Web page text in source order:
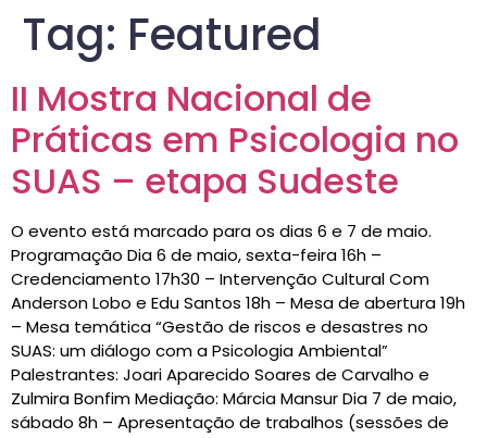
Tag: Featured
II Mostra Nacional de
Práticas em Psicologia no
SUAS – etapa Sudeste
O evento está marcado para os dias 6 e 7 de maio.
Programação Dia 6 de maio, sexta-feira 16h –
Credenciamento 17h30 – Intervenção Cultural Com
Anderson Lobo e Edu Santos 18h – Mesa de abertura 19h
– Mesa temática “Gestão de riscos e desastres no
SUAS: um diálogo com a Psicologia Ambiental”
Palestrantes: Joari Aparecido Soares de Carvalho e
Zulmira Bonfim Mediação: Márcia Mansur Dia 7 de maio,
sábado 8h – Apresentação de trabalhos (sessões de